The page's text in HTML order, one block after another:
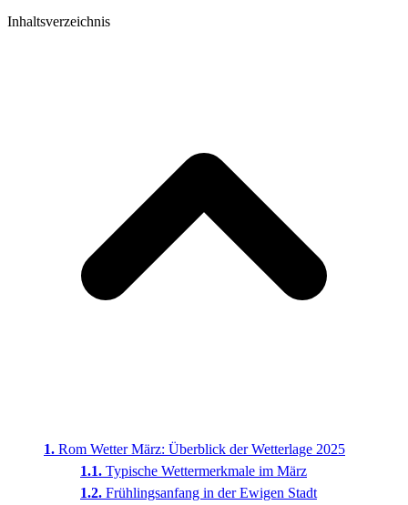
Inhaltsverzeichnis
Rom Wetter März: Überblick der Wetterlage 2025
Typische Wettermerkmale im März
Frühlingsanfang in der Ewigen Stadt